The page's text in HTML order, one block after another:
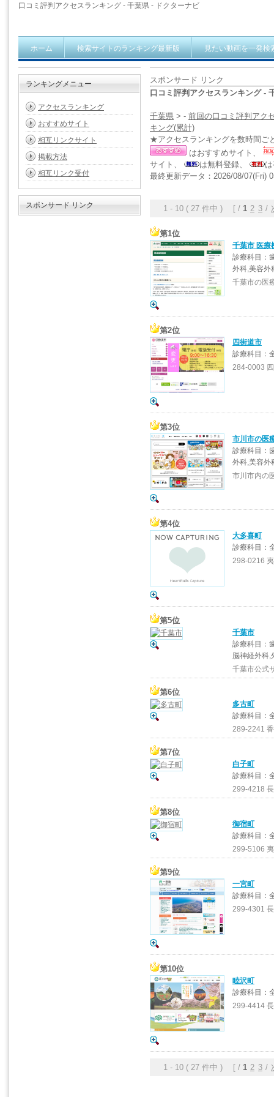
口コミ評判アクセスランキング - 千葉県 - ドクターナビ
ホーム 検索サイトのランキング最新版 見たい動画を一発検
スポンサード リンク
口コミ評判アクセスランキング -
千葉県 > - 前回の口コミ評判アク
キング(累計)
★アクセスランキングを数時間ご
はおすすめサイト、
サイト、
は無料登録、
最終更新データ：2026/08/07(Fri)
1 - 10 ( 27 件中 ) [ / 1 2 3 /
第1位
千葉市 医療
診療科目：
外科,美容外
千葉市の医
第2位
四街道市
診療科目：
284-0003
第3位
市川市の医
診療科目：
外科,美容外
市川市内の
第4位
大多喜町
診療科目：
298-0216
第5位
千葉市
診療科目：
脳神経外科,
千葉市公式
第6位
多古町
診療科目：
289-2241
第7位
白子町
診療科目：
299-4218
第8位
御宿町
診療科目：
299-5106
第9位
一宮町
診療科目：
299-4301
第10位
睦沢町
診療科目：
299-4414
1 - 10 ( 27 件中 ) [ / 1 2 3 /
ランキングメニュー
アクセスランキング
おすすめサイト
相互リンクサイト
掲載方法
相互リンク受付
スポンサード リンク